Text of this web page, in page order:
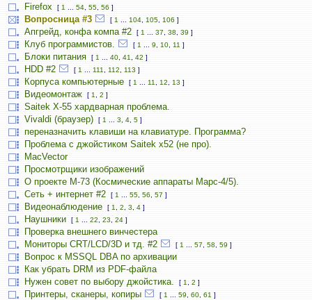
Firefox
[ 1 54 55 56 ]
Вопросница #3 [ 1 104 105 106 ]
Апгрейд, конфа компа #2 [ 1 37 38 39 ]
Клуб программистов. [ 1 9 10 11 ]
Блоки питания [ 1 40 41 42 ]
HDD #2 [ 1 111 112 113 ]
Корпуса компьютерные [ 1 11 12 13 ]
Видеомонтаж [ 1 2 ]
Saitek X-55 хардварная проблема.
Vivaldi (браузер)
[ 1 3 4 5 ]
переназначить клавиши на клавиатуре. Программа?
Проблема с джойстиком Saitek x52 (не про).
MacVector
Просмотрщики изображений
О проекте М-73 (Космические аппараты Марс-4/5).
Сеть + интернет #2
[ 1 55 56 57 ]
Видеонаблюдение [ 1 2 3 4 ]
Наушники [ 1 22 23 24 ]
Проверка внешнего винчестера
Мониторы CRT/LCD/3D и тд. #2
[ 1 57 58 59 ]
Вопрос к MSSQL DBA по архивации
Как убрать DRM из PDF-файла
Нужен совет по выбору джойстика.
[ 1 2 ]
Принтеры, сканеры, копиры [ 1 59 60 61 ]